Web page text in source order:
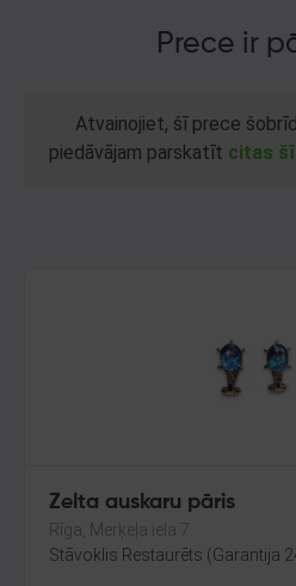
Prece ir
Atvainojiet, šī prece
piedāvājam parskatīt citas
Zelta auskaru pāris
Rīga, Merķeļa iela 7
Stāvoklis Restaurēts (Garantija